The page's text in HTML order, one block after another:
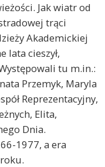
Jak wiatr od
trąci
Akademickiej
lata cieszył,
tu m.in.:
Przemyk, Maryla
Reprezentacyjny,
Elita,
Dnia.
1977, a era